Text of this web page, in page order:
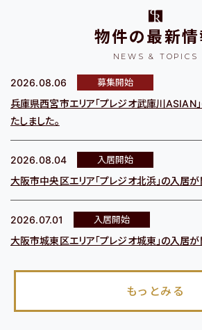
東大阪市
路線から探す
物件名から探す
物件の最新情
NEWS & TOPICS
2026.08.06 募集開始
兵庫県西宮市エリア「プレジオ武庫川ASIAN
たしました。
2026.08.04 入居開始
大阪市中央区エリア「プレジオ北浜」の入居が
2026.07.01 入居開始
大阪市城東区エリア「プレジオ城東」の入居が
もっとみる